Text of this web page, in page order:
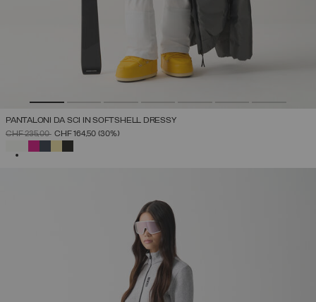
PANTALONI DA SCI IN SOFTSHELL DRESSY
PREZZO RIDOTTO DA
CHF 235,00ACHF 164,50 (30%)